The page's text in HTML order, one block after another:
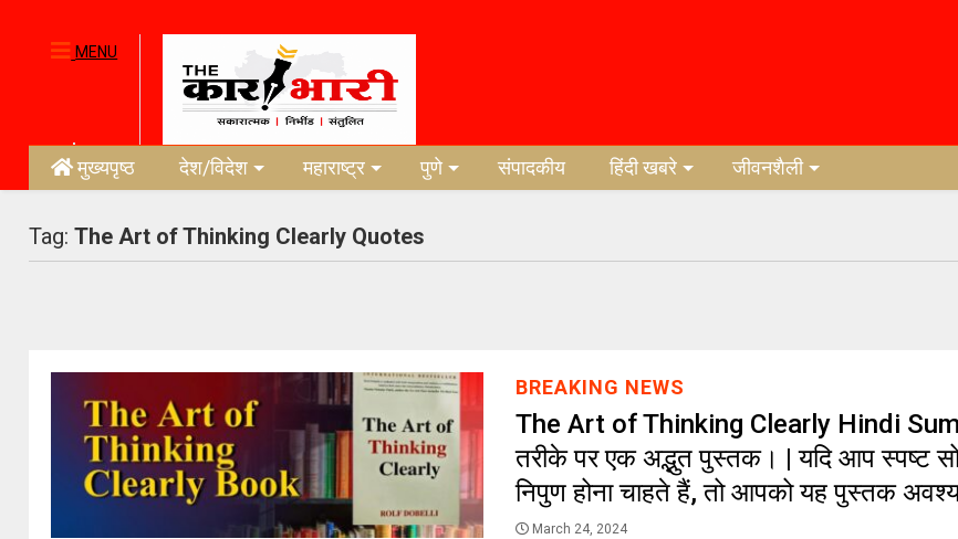
MENU
मुख्यपृष्ठ देश/विदेश महाराष्ट्र पुणे संपादकीय हिंदी खबरे जीवनशैली
Tag:The Art of Thinking Clearly Quotes
BREAKING NEWS
The Art of Thinking Clearly Hindi
तरीके पर एक अद्भुत पुस्तक। | यदि आप स्पष्ट
निपुण होना चाहते हैं, तो आपको यह पुस्तक अवश्य
March 24, 2024